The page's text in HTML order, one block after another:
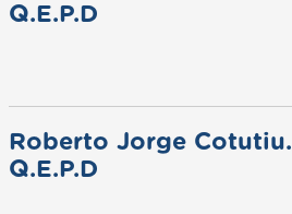
Q.E.P.D
Roberto Jorge Cotutiu.
Q.E.P.D